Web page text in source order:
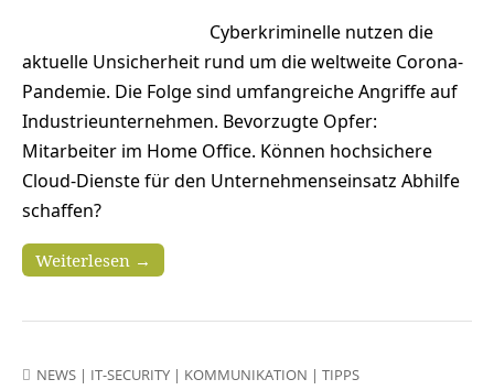
Cyberkriminelle nutzen die
aktuelle Unsicherheit rund um die weltweite Corona-
Pandemie. Die Folge sind umfangreiche Angriffe auf
Industrieunternehmen. Bevorzugte Opfer:
Mitarbeiter im Home Office. Können hochsichere
Cloud-Dienste für den Unternehmenseinsatz Abhilfe
schaffen?
Weiterlesen →
NEWS | IT-SECURITY | KOMMUNIKATION | TIPPS